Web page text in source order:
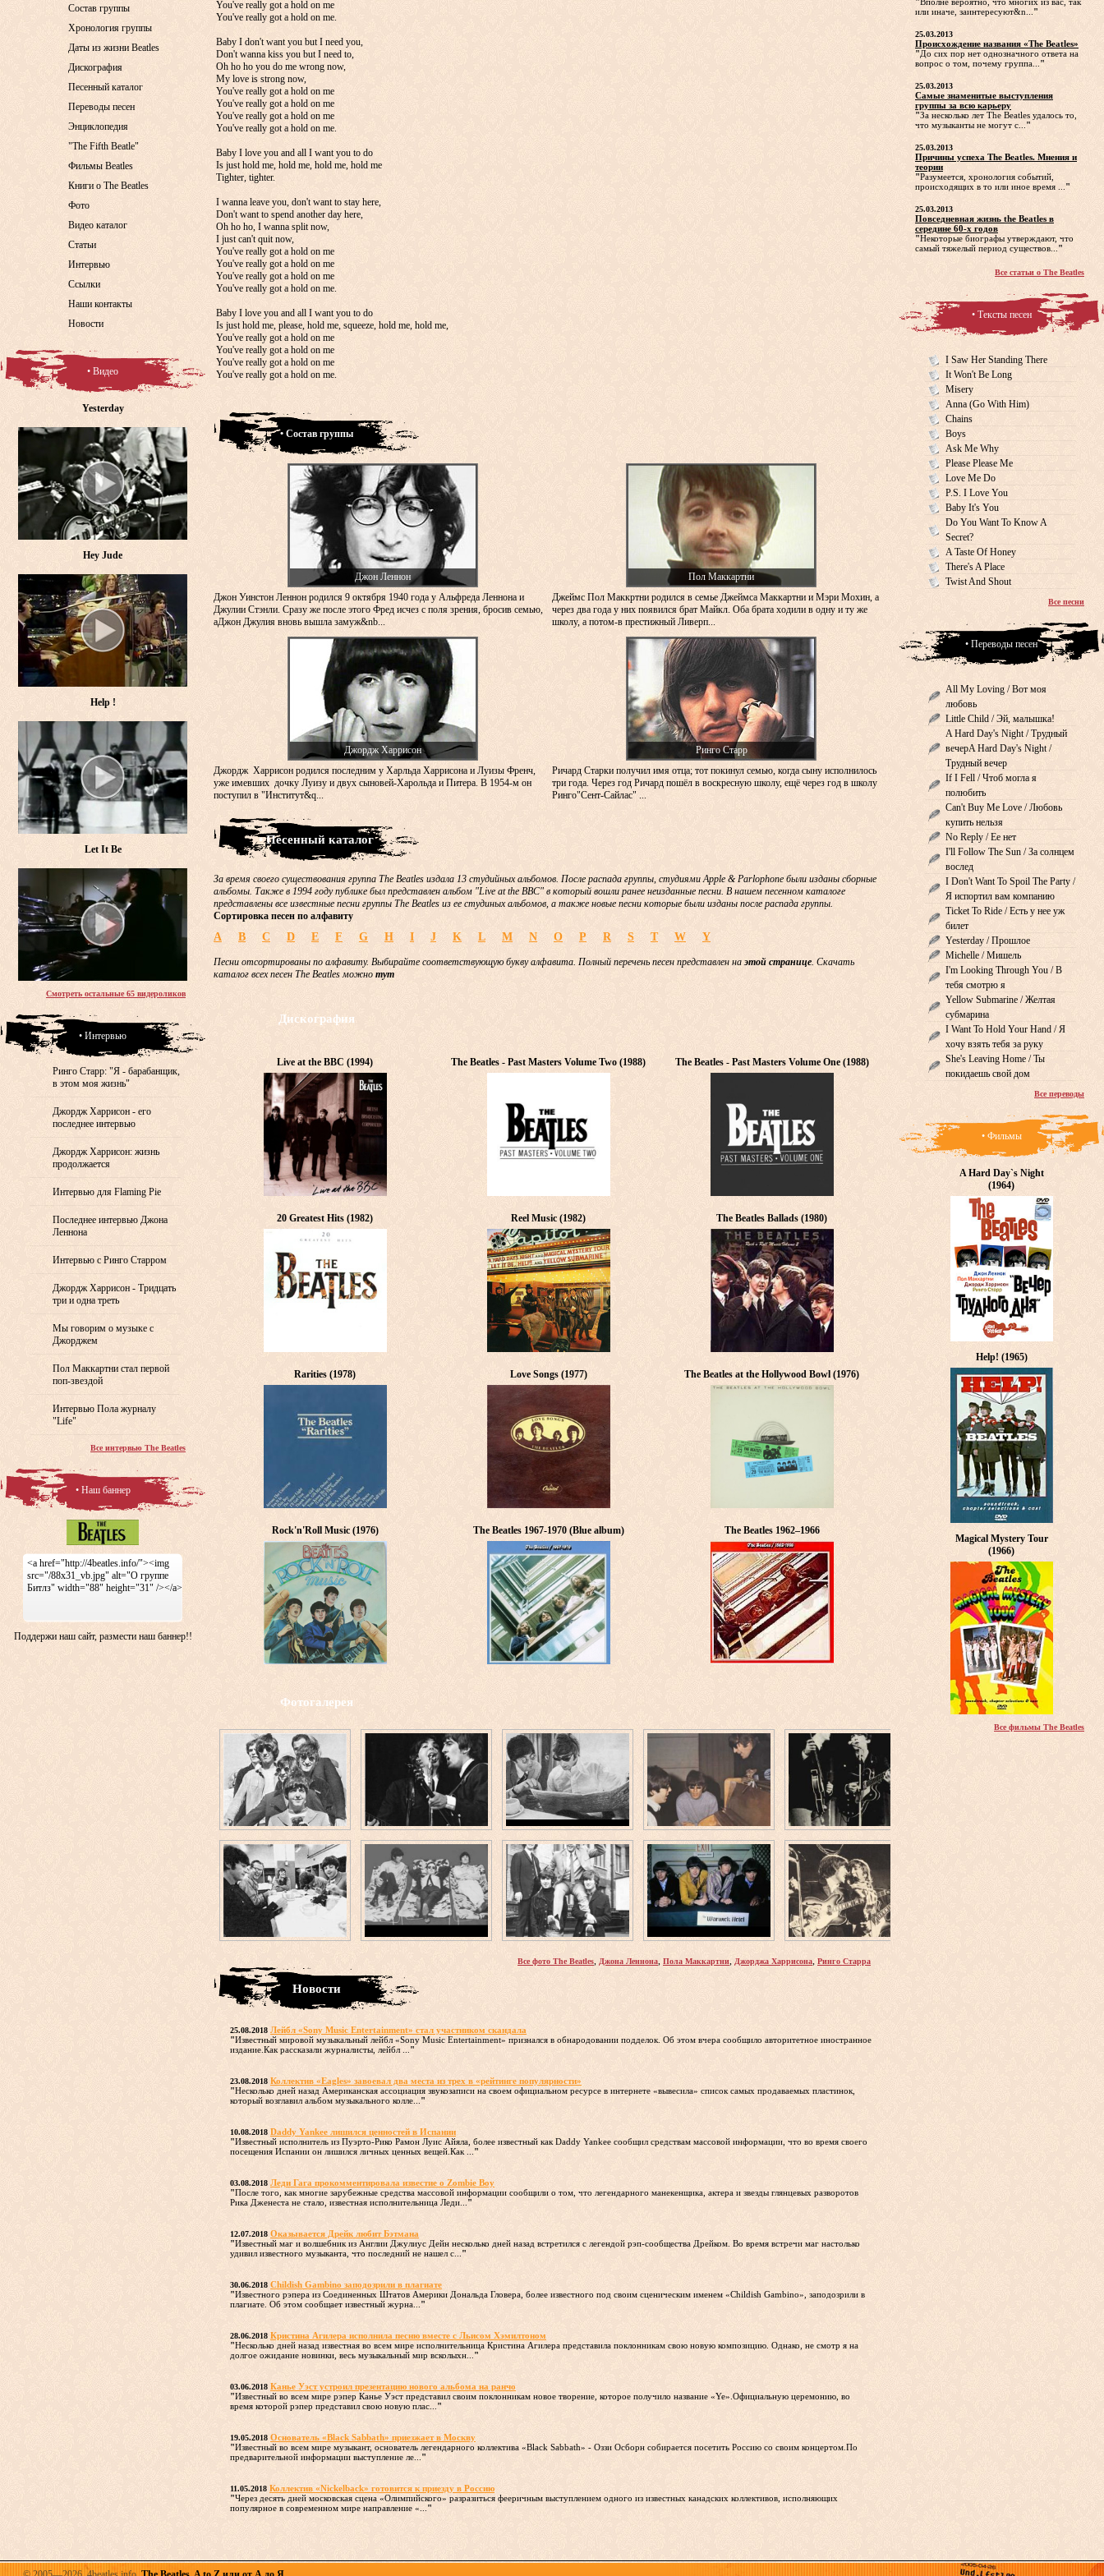
You've really got a hold on me
You've really got a hold on me.
Baby I don't want you but I need you,
Don't wanna kiss you but I need to,
Oh ho ho you do me wrong now,
My love is strong now,
You've really got a hold on me
You've really got a hold on me
You've really got a hold on me
You've really got a hold on me.
Baby I love you and all I want you to do
Is just hold me, hold me, hold me, hold me
Tighter, tighter.
I wanna leave you, don't want to stay here,
Don't want to spend another day here,
Oh ho ho, I wanna split now,
I just can't quit now,
You've really got a hold on me
You've really got a hold on me
You've really got a hold on me
You've really got a hold on me.
Baby I love you and all I want you to do
Is just hold me, please, hold me, squeeze, hold me, hold me,
You've really got a hold on me
You've really got a hold on me
You've really got a hold on me
You've really got a hold on me.
• Состав группы
Джон Леннон
Джон Уинстон Леннон родился 9 октября 1940 года у Альфреда Леннона и
Джулии Стэнли. Сразу же после этого Фред исчез с поля зрения, бросив семью,
аДжон Джулия вновь вышла замуж&nb...
Пол Маккартни
Джеймс Пол Маккртни родился в семье Джеймса Маккартни и Мэри Мохин, а
через два года у них появился брат Майкл. Оба брата ходили в одну и ту же
школу, а потом-в престижный Ливерп...
Джордж Харрисон
Джордж Харрисон родился последним у Харльда Харрисона и Луизы Френч,
уже имевших дочку Луизу и двух сыновей-Харольда и Питера. В 1954-м он
поступил в "Институт&q...
Ринго Старр
Ричард Старки получил имя отца; тот покинул семью, когда сыну исполнилось
три года. Через год Ричард пошёл в воскресную школу, ещё через год в школу
Ринго"Сент-Сайлас" ...
• Песенный каталог
За время своего существования группа The Beatles издала 13 студийных альбомов. После распада группы, студиями Apple & Parlophone были изданы сборные
альбомы. Также в 1994 году публике был представлен альбом "Live at the BBC" в который вошли ранее неизданные песни. В нашем песенном каталоге
представлены все известные песни группы The Beatles из ее студиных альбомов, а также новые песни которые были изданы после распада группы.
Сортировка песен по алфавиту
A B C D E F G H I J K L M N O P R S T W Y
Песни отсортированы по алфавиту. Выбирайте соответствующую букву алфавита. Полный перечень песен представлен наэтой странице. Скачать
каталог всех песен The Beatles можно тут
Дискография
Live at the BBC (1994) The Beatles - Past Masters Volume Two (1988) The Beatles - Past Masters Volume One (1988)
20 Greatest Hits (1982) Reel Music (1982) The Beatles Ballads (1980)
Rarities (1978) Love Songs (1977) The Beatles at the Hollywood Bowl (1976)
Rock'n'Roll Music (1976) The Beatles 1967-1970 (Blue album) The Beatles 1962–1966
Фотогалерея
Все фото The Beatles, Джона Леннона, Пола Маккартни, Джорджа Харрисона, Ринго Старра
Новости
25.08.2018 Лейбл «Sony Music Entertainment» стал участником скандала
"Известный мировой музыкальный лейбл «Sony Music Entertainment» признался в обнародовании подделок. Об этом вчера сообщило авторитетное иностранное
издание.Как рассказали журналисты, лейбл ... "
23.08.2018 Коллектив «Eagles» завоевал два места из трех в «рейтинге популярности»
"Несколько дней назад Американская ассоциация звукозаписи на своем официальном ресурсе в интернете «вывесила» список самых продаваемых пластинок,
который возглавил альбом музыкального колле... "
10.08.2018 Daddy Yankee лишился ценностей в Испании
"Известный исполнитель из Пуэрто-Рико Рамон Луис Айяла, более известный как Daddy Yankee сообщил средствам массовой информации, что во время своего
посещения Испании он лишился личных ценных вещей.Как ... "
03.08.2018 Леди Гага прокомментировала известие о Zombie Boy
"После того, как многие зарубежные средства массовой информации сообщили о том, что легендарного манекенщика, актера и звезды глянцевых разворотов
Рика Дженеста не стало, известная исполнительница Леди... "
12.07.2018 Оказывается Дрейк любит Бэтмана
"Известный маг и волшебник из Англии Джулиус Дейн несколько дней назад встретился с легендой рэп-сообщества Дрейком. Во время встречи маг настолько
удивил известного музыканта, что последний не нашел с... "
30.06.2018 Childish Gambino заподозрили в плагиате
"Известного рэпера из Соединенных Штатов Америки Дональда Гловера, более известного под своим сценическим именем «Childish Gambino», заподозрили в
плагиате. Об этом сообщает известный журна... "
28.06.2018 Кристина Агилера исполнила песню вместе с Льисом Хэмилтоном
"Несколько дней назад известная во всем мире исполнительница Кристина Агилера представила поклонникам свою новую композицию. Однако, не смотр я на
долгое ожидание новинки, весь музыкальный мир всколыхн... "
03.06.2018 Канье Уэст устроил презентацию нового альбома на ранчо
"Известный во всем мире рэпер Канье Уэст представил своим поклонникам новое творение, которое получило название «Ye».Официальную церемонию, во
время которой рэпер представил свою новую плас... "
19.05.2018 Основатель «Black Sabbath» приезжает в Москву
"Известный во всем мире музыкант, основатель легендарного коллектива «Black Sabbath» - Оззи Осборн собирается посетить Россию со своим концертом.По
предварительной информации выступление ле... "
11.05.2018 Коллектив «Nickelback» готовится к приезду в Россию
"Через десять дней московская сцена «Олимпийского» разразиться фееричным выступлением одного из известных канадских коллективов, исполняющих
популярное в современном мире направление «... "
Состав группы
Хронология группы
Даты из жизни Beatles
Дискография
Песенный каталог
Переводы песен
Энциклопедия
"The Fifth Beatle"
Фильмы Beatles
Книги о The Beatles
Фото
Видео каталог
Статьи
Интервью
Ссылки
Наши контакты
Новости
• Видео
Yesterday
Hey Jude
Help !
Let It Be
Смотреть остальные 65 видероликов
• Интервью
Ринго Старр: "Я - барабанщик,
в этом моя жизнь"
Джордж Харрисон - его
последнее интервью
Джордж Харрисон: жизнь
продолжается
Интервью для Flaming Pie
Последнее интервью Джона
Леннона
Интервью с Ринго Старром
Джордж Харрисон - Тридцать
три и одна треть
Мы говорим о музыке с
Джорджем
Пол Маккартни стал первой
поп-звездой
Интервью Пола журналу
"Life"
Все интервью The Beatles
• Наш баннер
<a href="http://4beatles.info/"><img
src="/88x31_vb.jpg" alt="О группе
Битлз" width="88" height="31" /></a>
Поддержи наш сайт, размести наш баннер!!
или иначе, заинтересуют&n... "
25.03.2013
Происхождение названия «The Beatles»
"До сих пор нет однозначного ответа на
вопрос о том, почему группа... "
25.03.2013
Самые знаменитые выступления
группы за всю карьеру
"За несколько лет The Beatles удалось то,
что музыканты не могут с... "
25.03.2013
Причины успеха The Beatles. Мнения и
теории
"Разумеется, хронология событий,
происходящих в то или иное время ... "
25.03.2013
Повседневная жизнь the Beatles в
середине 60-х годов
"Некоторые биографы утверждают, что
самый тяжелый период существов... "
Все статьи о The Beatles
• Тексты песен
I Saw Her Standing There
It Won't Be Long
Misery
Anna (Go With Him)
Chains
Boys
Ask Me Why
Please Please Me
Love Me Do
P.S. I Love You
Baby It's You
Do You Want To Know A
Secret?
A Taste Of Honey
There's A Place
Twist And Shout
Все песни
• Переводы песен
All My Loving / Вот моя
любовь
Little Child / Эй, малышка!
A Hard Day's Night / Трудный
вечерA Hard Day's Night /
Трудный вечер
If I Fell / Чтоб могла я
полюбить
Can't Buy Me Love / Любовь
купить нельзя
No Reply / Ее нет
I'll Follow The Sun / За солнцем
вослед
I Don't Want To Spoil The Party /
Я испортил вам компанию
Ticket To Ride / Есть у нее уж
билет
Yesterday / Прошлое
Michelle / Мишель
I'm Looking Through You / В
тебя смотрю я
Yellow Submarine / Желтая
субмарина
I Want To Hold Your Hand / Я
хочу взять тебя за руку
She's Leaving Home / Ты
покидаешь свой дом
Все переводы
• Фильмы
A Hard Day`s Night
(1964)
Help! (1965)
Magical Mystery Tour
(1966)
Все фильмы The Beatles